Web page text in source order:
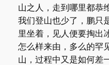
山之人，走到哪里都恭
我们登山也少了，鹏只
里坐着，见人便要掏出
怎么样来由，多么的罕
山，过程中又是如何差